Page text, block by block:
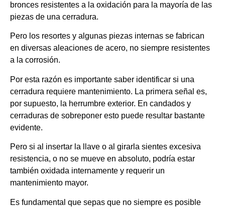
bronces resistentes a la oxidación para la mayoría de las
piezas de una cerradura.
Pero los resortes y algunas piezas internas se fabrican
en diversas aleaciones de acero, no siempre resistentes
a la corrosión.
Por esta razón es importante saber identificar si una
cerradura requiere mantenimiento. La primera señal es,
por supuesto, la herrumbre exterior. En candados y
cerraduras de sobreponer esto puede resultar bastante
evidente.
Pero si al insertar la llave o al girarla sientes excesiva
resistencia, o no se mueve en absoluto, podría estar
también oxidada internamente y requerir un
mantenimiento mayor.
Es fundamental que sepas que no siempre es posible